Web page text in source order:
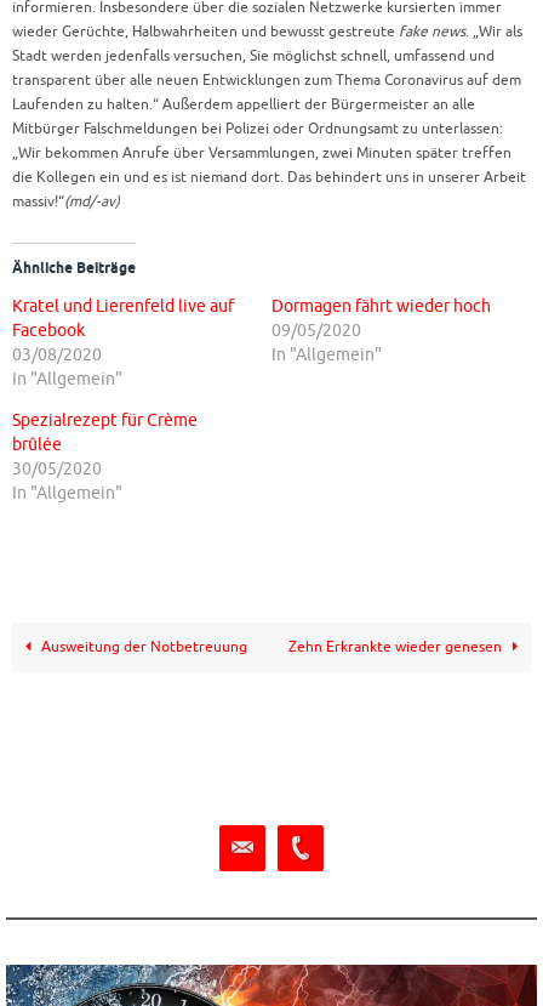
informieren. Insbesondere über die sozialen Netzwerke kursierten immer
wieder Gerüchte, Halbwahrheiten und bewusst gestreute fake news. „Wir als
Stadt werden jedenfalls versuchen, Sie möglichst schnell, umfassend und
transparent über alle neuen Entwicklungen zum Thema Coronavirus auf dem
Laufenden zu halten.“ Außerdem appelliert der Bürgermeister an alle
Mitbürger Falschmeldungen bei Polizei oder Ordnungsamt zu unterlassen:
„Wir bekommen Anrufe über Versammlungen, zwei Minuten später treffen
die Kollegen ein und es ist niemand dort. Das behindert uns in unserer Arbeit
massiv!“(md/-av)
Ähnliche Beiträge
Kratel und Lierenfeld live auf
Facebook
03/08/2020
In "Allgemein"
Dormagen fährt wieder hoch
09/05/2020
In "Allgemein"
Spezialrezept für Crème
brûlée
30/05/2020
In "Allgemein"
Ausweitung der Notbetreuung Zehn Erkrankte wieder genesen